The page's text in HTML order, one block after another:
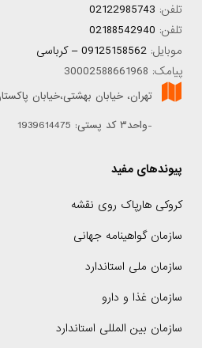
تلفن: 02122985743
تلفن: 02188542940
موبایل: 09125158562 – کرباسی
پیامک: 30002588661968
-واحد۳ کد پستی: 1939614475
پیوندهای مفید
کروکی هارپاک روی نقشه
سازمان گواهینامه جهانی
سازمان ملی استاندارد
سازمان غذا و دارو
سازمان بین المللی استاندارد